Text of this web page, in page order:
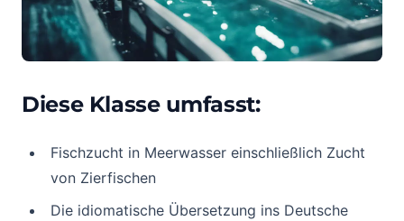
Diese Klasse umfasst:
Fischzucht in Meerwasser einschließlich Zucht
von Zierfischen
Die idiomatische Übersetzung ins Deutsche